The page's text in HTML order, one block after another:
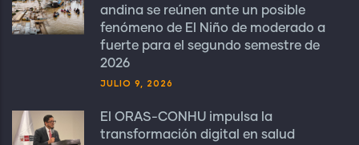
andina se reúnen ante un posible
fenómeno de El Niño de moderado a
fuerte para el segundo semestre de
2026
JULIO 9, 2026
El ORAS-CONHU impulsa la
transformación digital en salud